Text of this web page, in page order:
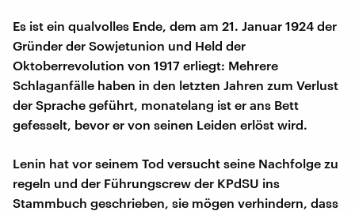
Es ist ein qualvolles Ende, dem am 21. Januar 1924 der
Gründer der Sowjetunion und Held der
Oktoberrevolution von 1917 erliegt: Mehrere
Schlaganfälle haben in den letzten Jahren zum Verlust
der Sprache geführt, monatelang ist er ans Bett
gefesselt, bevor er von seinen Leiden erlöst wird.
Lenin hat vor seinem Tod versucht seine Nachfolge zu
regeln und der Führungscrew der KPdSU ins
Stammbuch geschrieben, sie mögen verhindern, dass